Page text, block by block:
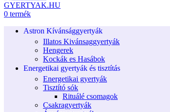
0 termék
Astron Kívánsággyertyák
Illatos Kivánsaggyertyák
Hengerek
Kockák es Hasábok
Energetikai gyertyák és tisztítás
Energetikai gyertyák
Tisztító sók
Rituálé csomagok
Csakragyertyák